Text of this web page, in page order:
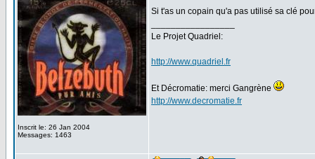
Inscrit le: 26 Jan 2004
Messages: 1463
Si t'as un copain qu'a pas utilisé sa clé
Le Projet Quadriel:
http://www.quadriel.fr
Et Décromatie: merci Gangrène
http://www.decromatie.fr